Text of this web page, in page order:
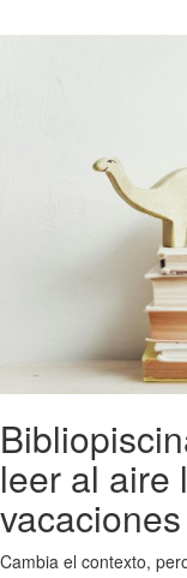
leer al aire
vacaciones
Cambia el contexto,